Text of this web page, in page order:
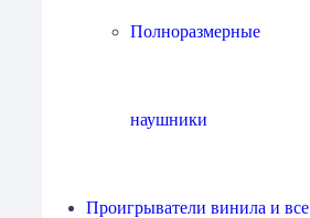
Полноразмерные
наушники
Проигрыватели винила и все